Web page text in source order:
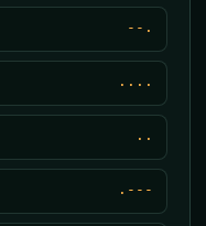
--.
....
..
.---